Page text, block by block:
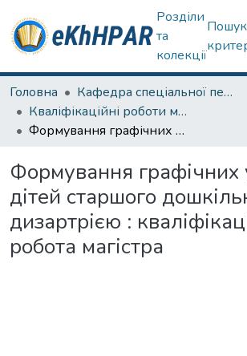
Розділи
та
колекції
Головна
Кафедра спеціальної педагогіки і психології та інклюзивної освіти
Кваліфікаційні роботи магістрів
Формування графічних умінь дітей старшого дошкільного віку з дизартрією : кваліфікаційна робота магістра
Формування графічних
дітей старшого
дизартрією :
робота магістра